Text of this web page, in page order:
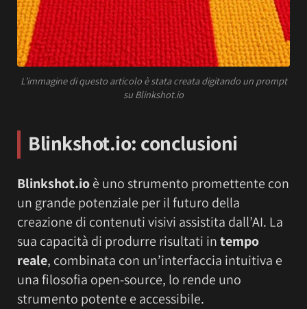
L’immagine di questo articolo è stata creata digitando un prompt
su Blinkshot.io
Blinkshot.io: conclusioni
Blinkshot.ioè uno strumento promettente con
un grande potenziale per il futuro della
creazione di contenuti visivi assistita dall’AI. La
sua capacità di produrre risultati intempo
reale, combinata con un’interfaccia intuitiva e
una filosofia open-source, lo rende uno
strumento potente e accessibile.